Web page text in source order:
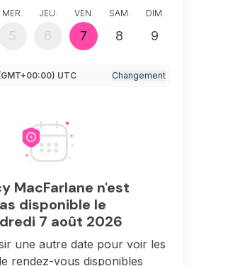
MER.
5
JEU.
6
VEN.
7
SAM.
8
DIM.
9
UTC Changement
MacFarlane n'est
disponible le
7 août 2026
une autre date pour voir les
rendez-vous disponibles